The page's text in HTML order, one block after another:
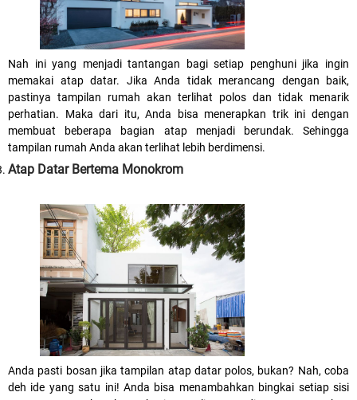
Nah ini yang menjadi tantangan bagi setiap penghuni jika ingin
memakai atap datar. Jika Anda tidak merancang dengan baik,
pastinya tampilan rumah akan terlihat polos dan tidak menarik
perhatian. Maka dari itu, Anda bisa menerapkan trik ini dengan
membuat beberapa bagian atap menjadi berundak. Sehingga
tampilan rumah Anda akan terlihat lebih berdimensi.
Atap Datar Bertema Monokrom
Anda pasti bosan jika tampilan atap datar polos, bukan? Nah, coba
deh ide yang satu ini! Anda bisa menambahkan bingkai setiap sisi